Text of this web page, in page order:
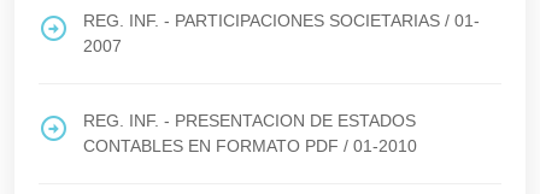
REG. INF. - PARTICIPACIONES SOCIETARIAS / 01-
2007
REG. INF. - PRESENTACION DE ESTADOS
CONTABLES EN FORMATO PDF / 01-2010